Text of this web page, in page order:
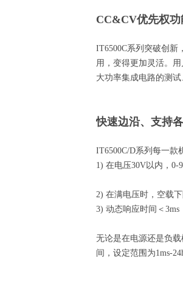
CC&CV优先权功
IT6500C系列突破创新
用，变得更加灵活。
大功率集成电路的测
快速边沿、支持
IT6500C/D系列每一款
1) 在电压30V以内，0-
2) 在满电压时，空载
3) 动态响应时间＜3ms
无论是在电源还是负
间，设定范围为1ms-